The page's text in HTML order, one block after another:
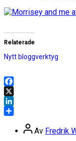
Relaterade
Nytt bloggverktyg
Facebook
X
LinkedIn
Av Fredrik